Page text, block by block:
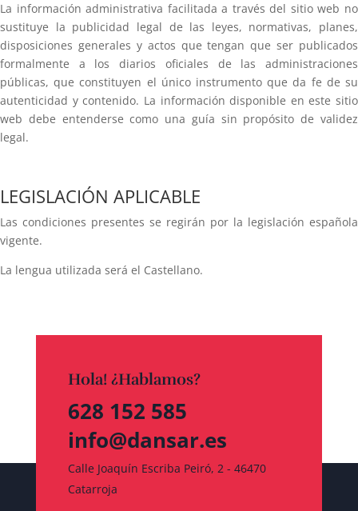
La información administrativa facilitada a través del sitio web no
sustituye la publicidad legal de las leyes, normativas, planes,
disposiciones generales y actos que tengan que ser publicados
formalmente a los diarios oficiales de las administraciones
públicas, que constituyen el único instrumento que da fe de su
autenticidad y contenido. La información disponible en este sitio
web debe entenderse como una guía sin propósito de validez
legal.
LEGISLACIÓN APLICABLE
Las condiciones presentes se regirán por la legislación española
vigente.
La lengua utilizada será el Castellano.
Hola! ¿Hablamos?
628 152 585
info@dansar.es
Calle Joaquín Escriba Peiró, 2 - 46470
Catarroja